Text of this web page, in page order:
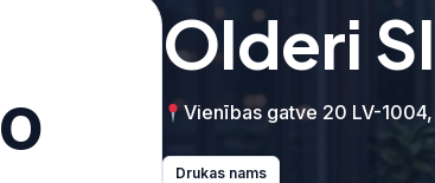
O
Olderi
Vienības gatve 20 LV-
Drukas nams